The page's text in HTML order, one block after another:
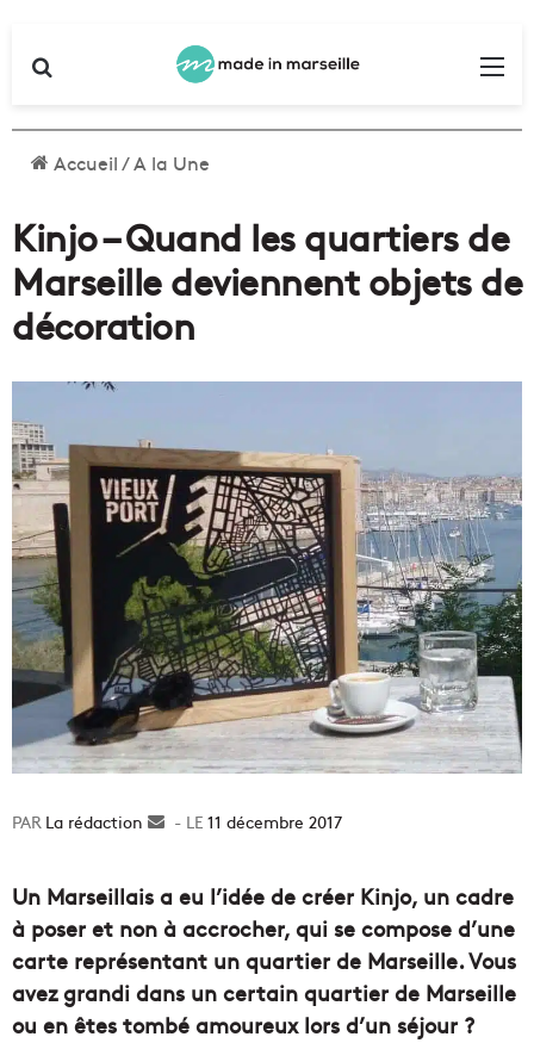
Accueil/A la Une
Kinjo – Quand les quartiers de
Marseille deviennent objets de
décoration
La rédaction
Envoyer11 décembre 2017
Un Marseillais a eu l’idée de créer Kinjo, un cadre
à poser et non à accrocher, qui se compose d’une
carte représentant un quartier de Marseille. Vous
avez grandi dans un certain quartier de Marseille
ou en êtes tombé amoureux lors d’un séjour ?